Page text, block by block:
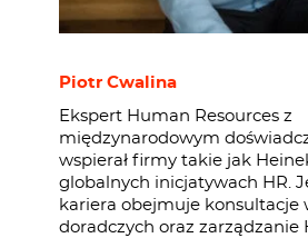
Piotr Cwalina
Ekspert Human Resources z
międzynarodowym
wspierał firmy takie jak
globalnych inicjatywach HR.
kariera obejmuje konsultacje
doradczych oraz zarządzanie